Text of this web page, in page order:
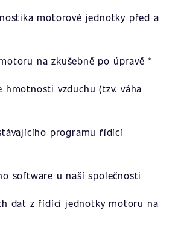
motorové jednotky před a
na zkušebně po úpravě *
hmotnosti vzduchu (tzv. váha
programu řídící
software u naší společnosti
dat z řídící jednotky motoru na